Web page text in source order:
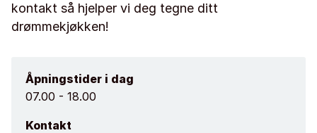
kontakt så hjelper vi deg tegne ditt
drømmekjøkken!
Åpningstider i dag
07.00 - 18.00
Kontakt